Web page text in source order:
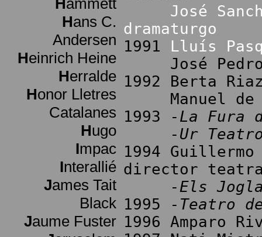
Hammett
Hans C.
Andersen
Heinrich Heine
Herralde
Honor Lletres
Catalanes
Hugo
Impac
Interallié
James Tait
Black
Jaume Fuster
José
dramaturgo
1991 Lluís
José Pedro
1992 Berta
Manuel de
1993
-La Fura
-Ur
1994
director
-Els
1995
-Teatro
1996 Amparo